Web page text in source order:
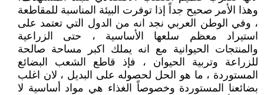
وهذا الأمر صحيح جداً إذا توفرت البيئة المناسبة للمقاطعة
، وفي الوطن العربي نجد انه من الدول التي تعتمد على
استيراد معظم سلعها الأساسية ، حتى الزراعية
والمنتجات الحيوانية مع انه يملك اكبر مساحة صالحة
للزراعة وتربية الحيوان ، فإذ قاطع الشعب البضائع
المستوردة ، ما هو الحل لحصوله على البديل ، لان اغلب
بضائعنا المستوردة وخصوصاً الغذاء هي مواد أساسية لا